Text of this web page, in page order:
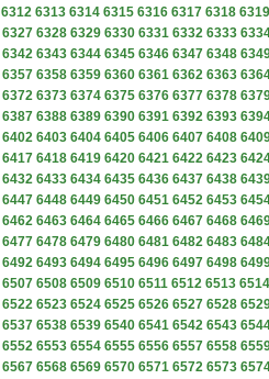
6312 6313 6314 6315 6316 6317 6318 6319
6327 6328 6329 6330 6331 6332 6333
6342 6343 6344 6345 6346 6347 6348
6357 6358 6359 6360 6361 6362 6363
6372 6373 6374 6375 6376 6377 6378
6387 6388 6389 6390 6391 6392 6393
6402 6403 6404 6405 6406 6407 6408
6417 6418 6419 6420 6421 6422 6423
6432 6433 6434 6435 6436 6437 6438
6447 6448 6449 6450 6451 6452 6453
6462 6463 6464 6465 6466 6467 6468
6477 6478 6479 6480 6481 6482 6483
6492 6493 6494 6495 6496 6497 6498
6507 6508 6509 6510 6511 6512 6513 6514
6522 6523 6524 6525 6526 6527 6528
6537 6538 6539 6540 6541 6542 6543
6552 6553 6554 6555 6556 6557 6558
6567 6568 6569 6570 6571 6572 6573